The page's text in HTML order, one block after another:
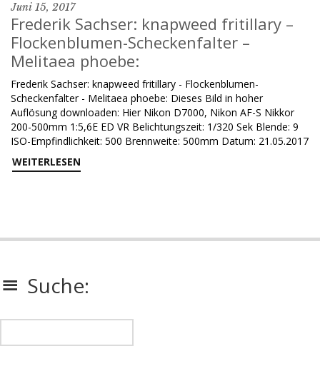
Juni 15, 2017
Frederik Sachser: knapweed fritillary –
Flockenblumen-Scheckenfalter –
Melitaea phoebe:
Frederik Sachser: knapweed fritillary - Flockenblumen-
Scheckenfalter - Melitaea phoebe: Dieses Bild in hoher
Auflösung downloaden: Hier Nikon D7000, Nikon AF-S Nikkor
200-500mm 1:5,6E ED VR Belichtungszeit: 1/320 Sek Blende: 9
ISO-Empfindlichkeit: 500 Brennweite: 500mm Datum: 21.05.2017
WEITERLESEN
Suche: